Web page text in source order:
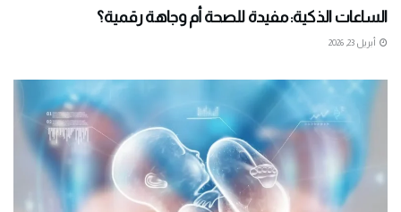
الساعات الذكية: مفيدة للصحة أم وجاهة رقمية؟
أبريل 23, 2026